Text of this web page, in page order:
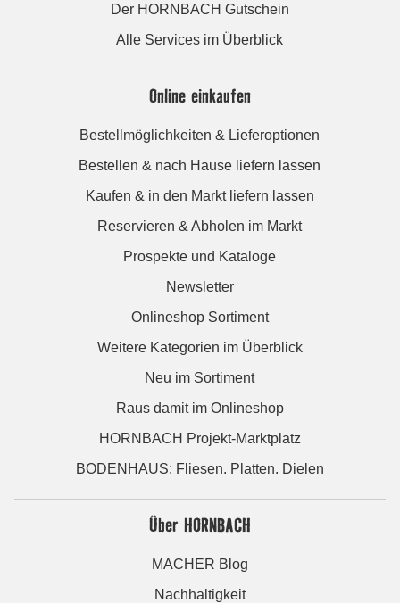
Der HORNBACH Gutschein
Alle Services im Überblick
Online einkaufen
Bestellmöglichkeiten & Lieferoptionen
Bestellen & nach Hause liefern lassen
Kaufen & in den Markt liefern lassen
Reservieren & Abholen im Markt
Prospekte und Kataloge
Newsletter
Onlineshop Sortiment
Weitere Kategorien im Überblick
Neu im Sortiment
Raus damit im Onlineshop
HORNBACH Projekt-Marktplatz
BODENHAUS: Fliesen. Platten. Dielen
Über HORNBACH
MACHER Blog
Nachhaltigkeit